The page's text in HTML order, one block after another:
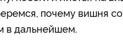
почему вишня
в дальнейшем.